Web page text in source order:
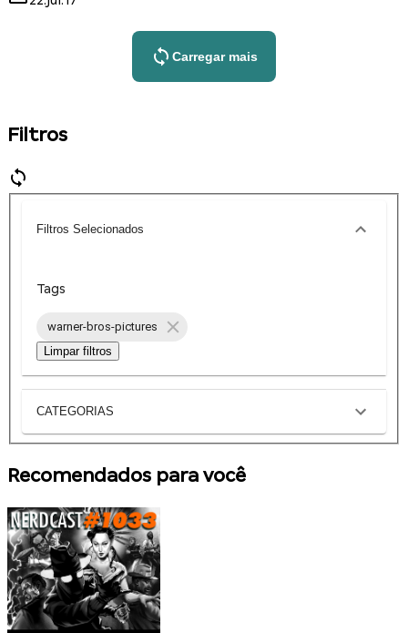
Carregar mais
Filtros
Filtros Selecionados
Tags
warner-bros-pictures
Limpar filtros
CATEGORIAS
Recomendados para você